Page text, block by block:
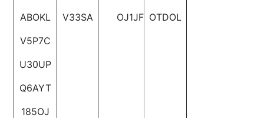
ABOKL
V5P7C
U30UP
Q6AYT
185OJ
V33SA
OJ1JF OTDOL